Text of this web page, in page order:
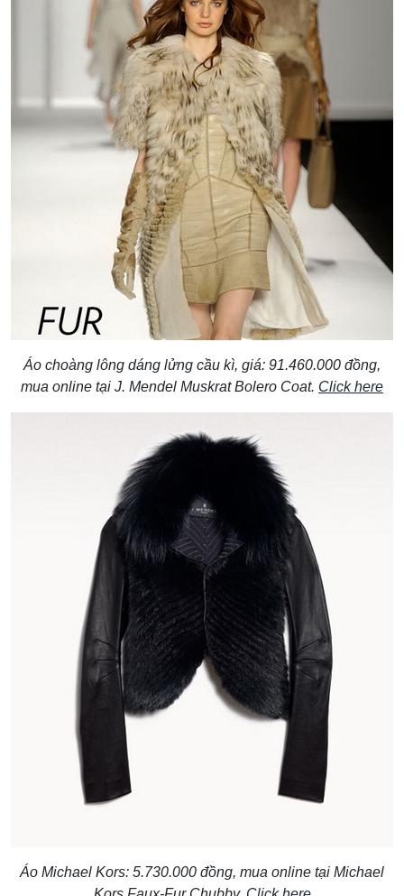
Áo choàng lông dáng lửng cầu kì, giá: 91.460.000 đồng,
mua online tại J. Mendel Muskrat Bolero Coat. Click here
Áo Michael Kors: 5.730.000 đồng, mua online tại Michael